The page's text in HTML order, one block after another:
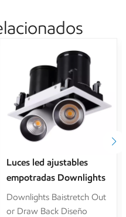
Luces led ajustables
empotradas Downlights
retráctiles de doble
cabezal para iluminación
Downlights Baistretch Out
or Draw Back Diseño